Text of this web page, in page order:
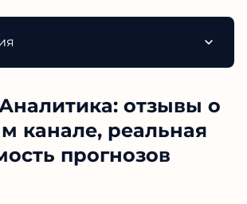
отзывы о
канале, реальная
прогнозов